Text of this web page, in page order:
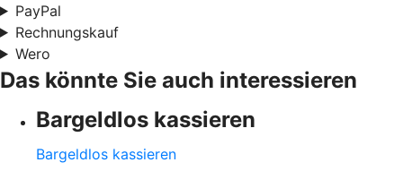
PayPal
Rechnungskauf
Wero
Das könnte Sie auch interessieren
Bargeldlos kassieren
Bargeldlos kassieren